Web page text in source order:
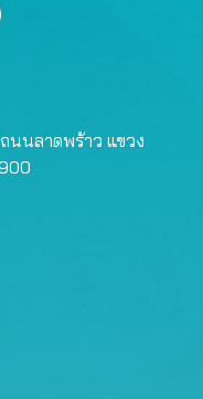
นนลาดพร้าว แขวง